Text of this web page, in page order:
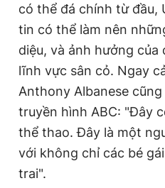
có thể đá chính từ đầu,
tin có thể làm nên
diệu, và ảnh hưởng
lĩnh vực sân cỏ. Ngay
Anthony Albanese
truyền hình ABC: "Đây
thể thao. Đây là một
với không chỉ các bé
trai".